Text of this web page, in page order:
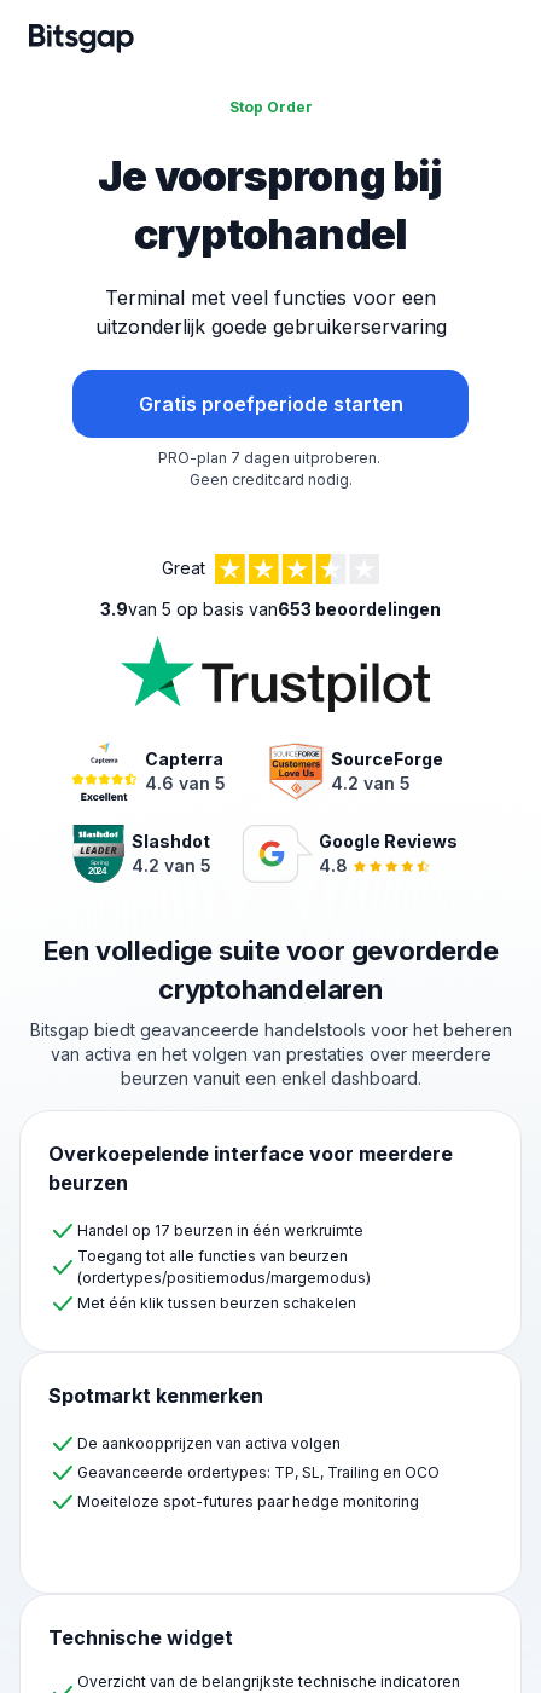
Stop Order
Je voorsprong bij
cryptohandel
Terminal met veel functies voor een
uitzonderlijk goede gebruikerservaring
Gratis proefperiode starten
PRO-plan 7 dagen uitproberen.
Geen creditcard nodig.
Great
3.9van 5 op basis van653 beoordelingen
Capterra
4.6 van 5
SourceForge
4.2 van 5
Slashdot
4.2 van 5
Google Reviews
4.8
Een volledige suite voor gevorderde
cryptohandelaren
Bitsgap biedt geavanceerde handelstools voor het beheren
van activa en het volgen van prestaties over meerdere
beurzen vanuit een enkel dashboard.
Overkoepelende interface voor meerdere
beurzen
Handel op 17 beurzen in één werkruimte
Toegang tot alle functies van beurzen
(ordertypes/positiemodus/margemodus)
Met één klik tussen beurzen schakelen
Spotmarkt kenmerken
De aankoopprijzen van activa volgen
Geavanceerde ordertypes: TP, SL, Trailing en OCO
Moeiteloze spot-futures paar hedge monitoring
Technische widget
Overzicht van de belangrijkste technische indicatoren